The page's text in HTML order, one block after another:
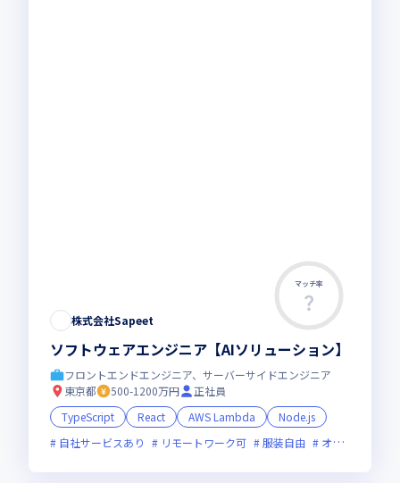
マッチ率
株式会社Sapeet
ソフトウェアエンジニア【AIソリューション】
フロントエンドエンジニア、サーバーサイドエンジニア
東京都
500-1200万円
正社員
TypeScript
React AWS Lambda
Node.js
自社サービスあり
リモートワーク可 服装自由 オンライン選考可